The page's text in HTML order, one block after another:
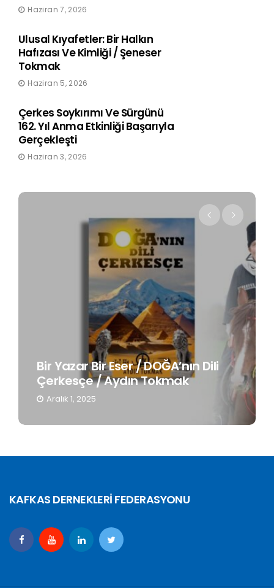
Haziran 7, 2026
Ulusal Kıyafetler: Bir Halkın
Hafızası Ve Kimliği / Şeneser
Tokmak
Haziran 5, 2026
Çerkes Soykırımı Ve Sürgünü
162. Yıl Anma Etkinliği Başarıyla
Gerçekleşti
Haziran 3, 2026
Bir Yazar Bir Eser / DOĞA’nın Dili
Çerkesçe / Aydın Tokmak
Aralık 1, 2025
KAFKAS DERNEKLERİ FEDERASYONU